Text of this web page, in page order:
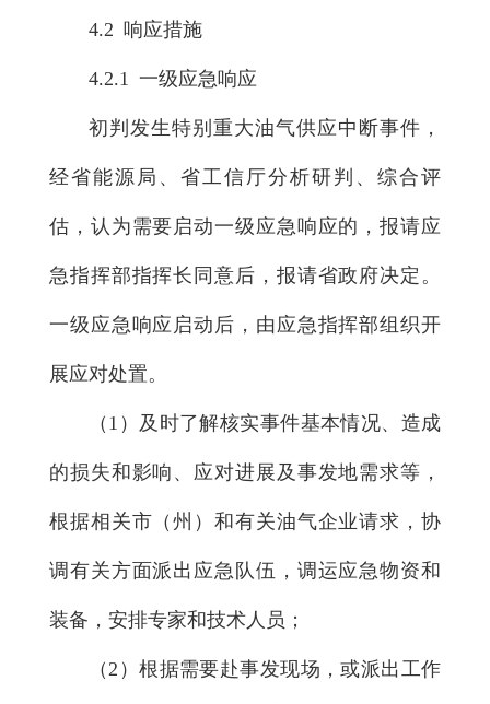
4.2 响应措施
4.2.1 一级应急响应
初判发生特别重大油气供应中断事件，
经省能源局、省工信厅分析研判、综合评
估，认为需要启动一级应急响应的，报请应
急指挥部指挥长同意后，报请省政府决定。
一级应急响应启动后，由应急指挥部组织开
展应对处置。
（1）及时了解核实事件基本情况、造成
的损失和影响、应对进展及事发地需求等，
根据相关市（州）和有关油气企业请求，协
调有关方面派出应急队伍，调运应急物资和
装备，安排专家和技术人员；
（2）根据需要赴事发现场，或派出工作